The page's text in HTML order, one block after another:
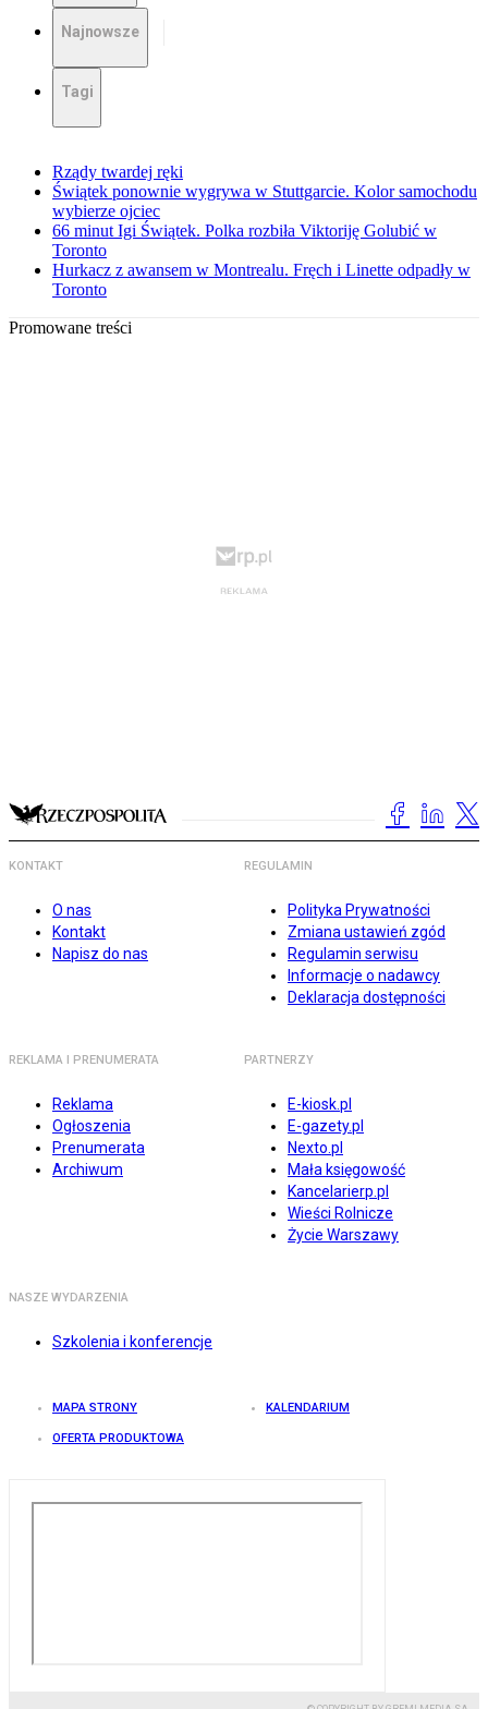
Najnowsze
Tagi
Rządy twardej ręki
Świątek ponownie wygrywa w Stuttgarcie. Kolor samochodu
wybierze ojciec
66 minut Igi Świątek. Polka rozbiła Viktoriję Golubić w
Toronto
Hurkacz z awansem w Montrealu. Fręch i Linette odpadły w
Toronto
Promowane treści
KONTAKT
O nas
Kontakt
Napisz do nas
REGULAMIN
Polityka Prywatności
Zmiana ustawień zgód
Regulamin serwisu
Informacje o nadawcy
Deklaracja dostępności
REKLAMA I PRENUMERATA
Reklama
Ogłoszenia
Prenumerata
Archiwum
PARTNERZY
E-kiosk.pl
E-gazety.pl
Nexto.pl
Mała księgowość
Kancelarierp.pl
Wieści Rolnicze
Życie Warszawy
NASZE WYDARZENIA
Szkolenia i konferencje
MAPA STRONY KALENDARIUM
OFERTA PRODUKTOWA